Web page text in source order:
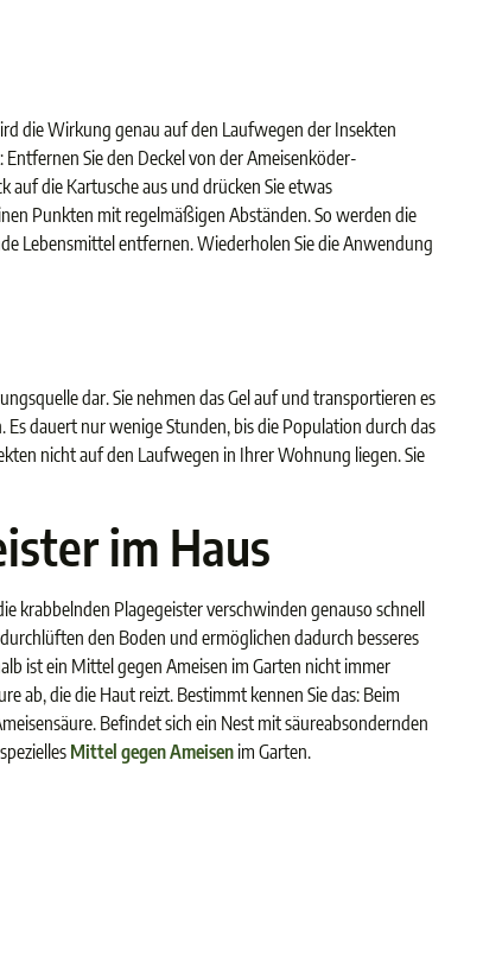
die Wirkung genau auf den Laufwegen der Insekten
Sie den Deckel von der Ameisenköder-
auf die Kartusche aus und drücken Sie etwas
Punkten mit regelmäßigen Abständen. So werden die
Lebensmittel entfernen. Wiederholen Sie die Anwendung
dar. Sie nehmen das Gel auf und transportieren es
dauert nur wenige Stunden, bis die Population durch das
nicht auf den Laufwegen in Ihrer Wohnung liegen. Sie
im Haus
krabbelnden Plagegeister verschwinden genauso schnell
den Boden und ermöglichen dadurch besseres
ist ein Mittel gegen Ameisen im Garten nicht immer
ab, die die Haut reizt. Bestimmt kennen Sie das: Beim
Befindet sich ein Nest mit säureabsondernden
Mittel gegen Ameisenim Garten.